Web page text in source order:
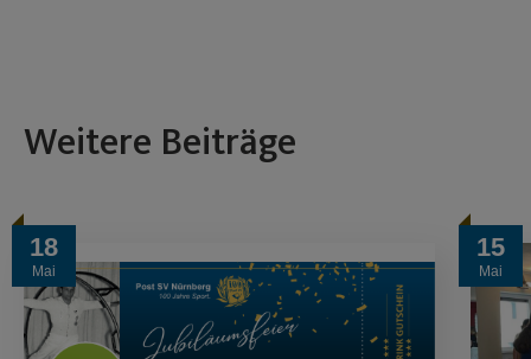
Weitere Beiträge
18
Mai
15
Mai